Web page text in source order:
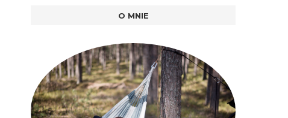
O MNIE